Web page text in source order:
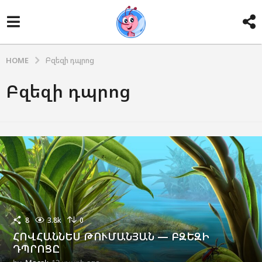
HOME Բզեզի դպրոց
Բզեզի դպրոց
8 3.8k 0
ՀՈՎՀԱՆՆԵՍ ԹՈՒՄԱՆՅԱՆ — ԲԶԵԶԻ
ԴՊՐՈՑԸ